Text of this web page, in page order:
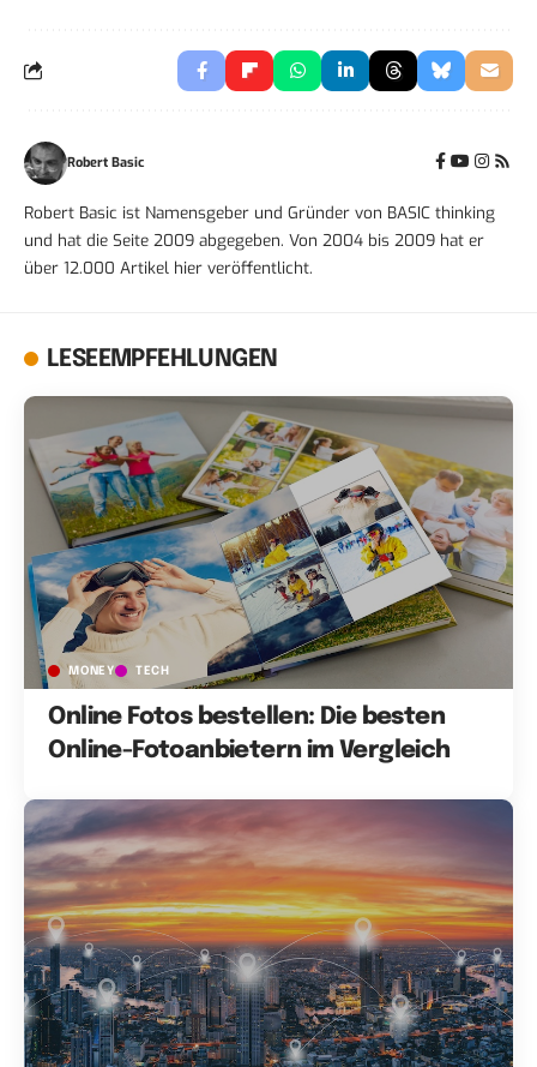
Robert Basic
Robert Basic ist Namensgeber und Gründer von BASIC thinking
und hat die Seite 2009 abgegeben. Von 2004 bis 2009 hat er
über 12.000 Artikel hier veröffentlicht.
LESEEMPFEHLUNGEN
MONEY TECH
Online Fotos bestellen: Die besten
Online-Fotoanbietern im Vergleich